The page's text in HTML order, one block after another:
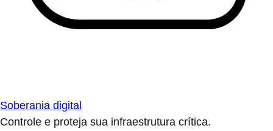
Soberania digital
Controle e proteja sua infraestrutura crítica.